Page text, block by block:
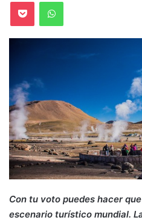
Con tu voto puedes hacer
escenario turístico mundial.